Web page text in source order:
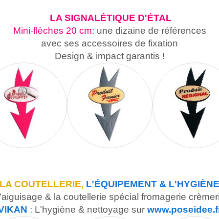
LA SIGNALÉTIQUE D'ÉTAL
Mini-flèches 20 cm: une dizaine de références
avec ses accessoires de fixation
Design & impact garantis !
LA COUTELLERIE, L'ÉQUIPEMENT & L'HYGIÈNE
iguisage & la coutellerie spécial fromagerie
: L'hygiène & nettoyage sur